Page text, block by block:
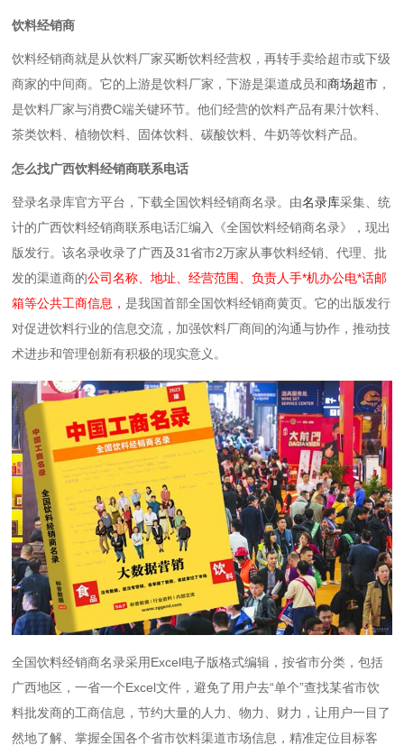
饮料经销商
饮料经销商就是‌从饮料厂家买断饮料经营权，再转手卖给超市或下级
商家的中间商‌。它的上游是饮料厂家，下游是渠道成员和商场超市 ，
是饮料厂家与消费C端关键环节。他们经营的饮料产品有果汁饮料、
茶类饮料、植物饮料、固体饮料、碳酸饮料、牛奶等饮料产品。
怎么找广西饮料经销商联系电话
登录名录库官方平台，下载全国饮料经销商名录。由名录库采集、统
计的广西饮料经销商联系电话汇编入《全国饮料经销商名录》，现出
版发行。该名录收录了广西及31省市2万家从事饮料经销、代理、批
发的渠道商的公司名称、地址、经营范围、负责人手*机办公电*话邮
箱等公共工商信息，是我国首部全国饮料经销商黄页。它的出版发行
对促进饮料行业的信息交流，加强饮料厂商间的沟通与协作，推动技
术进步和管理创新有积极的现实意义。
全国饮料经销商名录采用Excel电子版格式编辑，按省市分类，包括
广西地区，一省一个Excel文件，避免了用户去“单个”查找某省市饮
料批发商的工商信息，节约大量的人力、物力、财力，让用户一目了
然地了解、掌握全国各个省市饮料渠道市场信息，精准定位目标客